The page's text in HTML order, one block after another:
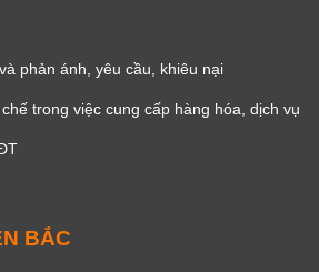
phản ánh, yêu cầu, khiêu nại
trong việc cung cấp hàng hóa, dịch vụ
BẮC